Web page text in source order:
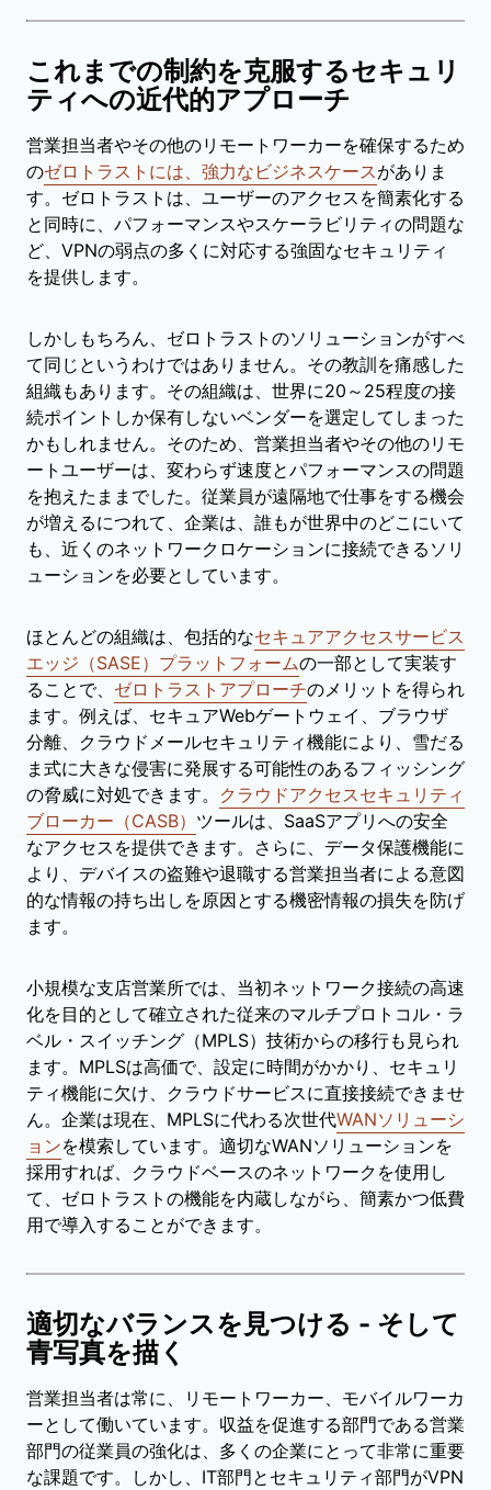
これまでの制約を克服するセキュリ
ティへの近代的アプローチ
営業担当者やその他のリモートワーカーを確保するため
のゼロトラストには、強力なビジネスケースがありま
す。ゼロトラストは、ユーザーのアクセスを簡素化する
と同時に、パフォーマンスやスケーラビリティの問題な
ど、VPNの弱点の多くに対応する強固なセキュリティ
を提供します。
しかしもちろん、ゼロトラストのソリューションがすべ
て同じというわけではありません。その教訓を痛感した
組織もあります。その組織は、世界に20～25程度の接
続ポイントしか保有しないベンダーを選定してしまった
かもしれません。そのため、営業担当者やその他のリモ
ートユーザーは、変わらず速度とパフォーマンスの問題
を抱えたままでした。従業員が遠隔地で仕事をする機会
が増えるにつれて、企業は、誰もが世界中のどこにいて
も、近くのネットワークロケーションに接続できるソリ
ューションを必要としています。
ほとんどの組織は、包括的なセキュアアクセスサービス
エッジ（SASE）プラットフォームの一部として実装す
ることで、 ゼロトラストアプローチのメリットを得られ
ます。例えば、セキュアWebゲートウェイ、ブラウザ
分離、クラウドメールセキュリティ機能により、雪だる
ま式に大きな侵害に発展する可能性のあるフィッシング
の脅威に対処できます。 クラウドアクセスセキュリティ
ブローカー（CASB） ツールは、SaaSアプリへの安全
なアクセスを提供できます。さらに、データ保護機能に
より、デバイスの盗難や退職する営業担当者による意図
的な情報の持ち出しを原因とする機密情報の損失を防げ
ます。
小規模な支店営業所では、当初ネットワーク接続の高速
化を目的として確立された従来のマルチプロトコル・ラ
ベル・スイッチング（MPLS）技術からの移行も見られ
ます。MPLSは高価で、設定に時間がかかり、セキュリ
ティ機能に欠け、クラウドサービスに直接接続できませ
ん。企業は現在、MPLSに代わる次世代WANソリューシ
ョンを模索しています。適切なWANソリューションを
採用すれば、クラウドベースのネットワークを使用し
て、ゼロトラストの機能を内蔵しながら、簡素かつ低費
用で導入することができます。
適切なバランスを見つける - そして
青写真を描く
営業担当者は常に、リモートワーカー、モバイルワーカ
ーとして働いています。収益を促進する部門である営業
部門の従業員の強化は、多くの企業にとって非常に重要
な課題です。しかし、IT部門とセキュリティ部門がVPN